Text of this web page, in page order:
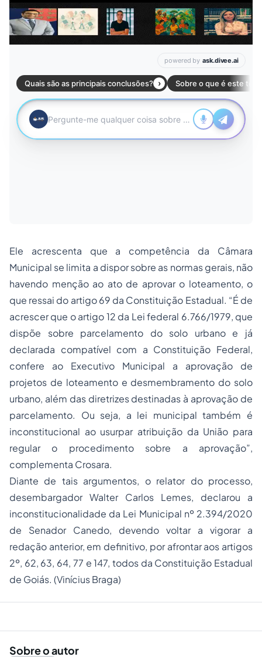
Ele acrescenta que a competência da Câmara
Municipal se limita a dispor sobre as normas gerais, não
havendo menção ao ato de aprovar o loteamento, o
que ressai do artigo 69 da Constituição Estadual. “É de
acrescer que o artigo 12 da Lei federal 6.766/1979, que
dispõe sobre parcelamento do solo urbano e já
declarada compatível com a Constituição Federal,
confere ao Executivo Municipal a aprovação de
projetos de loteamento e desmembramento do solo
urbano, além das diretrizes destinadas à aprovação de
parcelamento. Ou seja, a lei municipal também é
inconstitucional ao usurpar atribuição da União para
regular o procedimento sobre a aprovação”,
complementa Crosara.
Diante de tais argumentos, o relator do processo,
desembargador Walter Carlos Lemes, declarou a
inconstitucionalidade da Lei Municipal nº 2.394/2020
de Senador Canedo, devendo voltar a vigorar a
redação anterior, em definitivo, por afrontar aos artigos
2º, 62, 63, 64, 77 e 147, todos da Constituição Estadual
de Goiás. (Vinícius Braga)
Sobre o autor